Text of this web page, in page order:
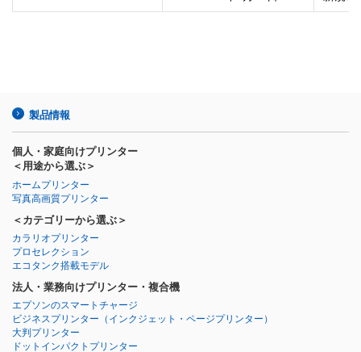
製品情報
個人・家庭向けプリンター
＜用途から選ぶ＞
ホームプリンター
写真高画質プリンター
＜カテゴリーから選ぶ＞
カラリオプリンター
プロセレクション
エコタンク搭載モデル
法人・業務向けプリンター・複合機
エプソンのスマートチャージ
ビジネスプリンター （インクジェット・ページプリンター）
大判プリンター
ドットインパクトプリンター